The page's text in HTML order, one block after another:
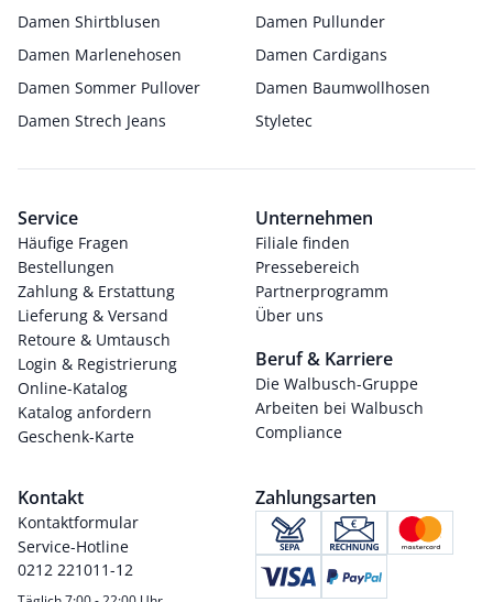
Damen Shirtblusen
Damen Pullunder
Damen Marlenehosen
Damen Cardigans
Damen Sommer Pullover
Damen Baumwollhosen
Damen Strech Jeans
Styletec
Service
Häufige Fragen
Bestellungen
Zahlung & Erstattung
Lieferung & Versand
Retoure & Umtausch
Login & Registrierung
Online-Katalog
Katalog anfordern
Geschenk-Karte
Unternehmen
Filiale finden
Pressebereich
Partnerprogramm
Über uns
Beruf & Karriere
Die Walbusch-Gruppe
Arbeiten bei Walbusch
Compliance
Kontakt
Kontaktformular
Service-Hotline
0212 221011-12
Zahlungsarten